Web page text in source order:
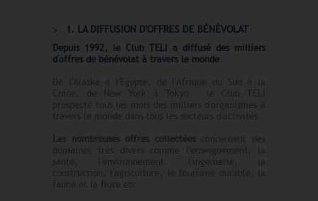
1. LA DIFFUSION D'OFFRES DE BÉNÉVOLAT
Depuis 1992, le Club TELI a diffusé des milliers
d'offres de bénévolat à travers le monde.
De l'Alaska à l'Egypte, de l'Afrique du Sud à la
Chine, de New York à Tokyo... le Club TELI
prospecte tous les mois des milliers d'organismes à
travers le monde dans tous les secteurs d'activités.
Les nombreuses offres collectéesconcernent des
domaines très divers comme l'enseignement, la
santé, l'environnement, l'ingénierie, la
construction, l'agriculture, le tourisme durable, la
faune et la flore etc.